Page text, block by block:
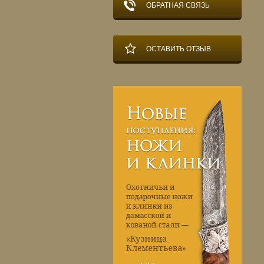
ОБРАТНАЯ СВЯЗЬ
ОСТАВИТЬ ОТЗЫВ